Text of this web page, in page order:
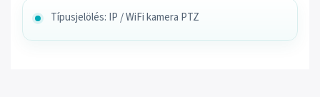
Típusjelölés: IP / WiFi kamera PTZ